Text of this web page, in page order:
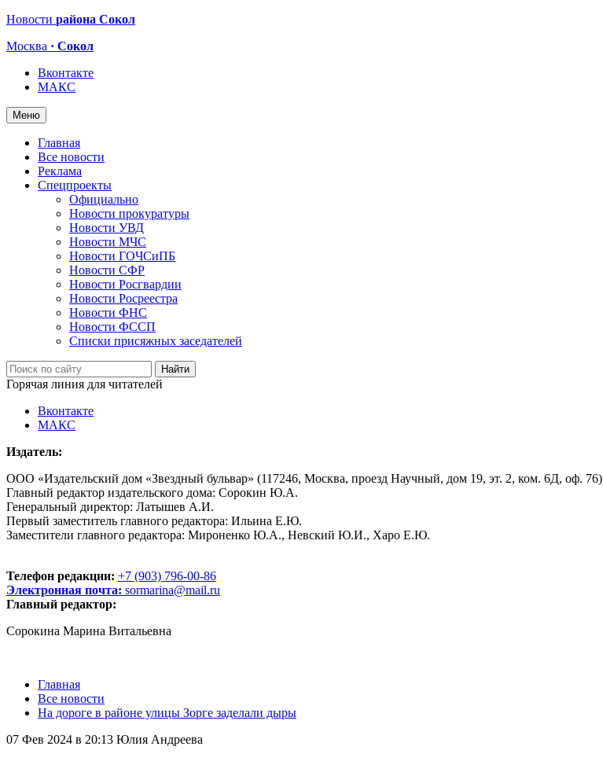
Новости района Сокол
Москва · Сокол
Вконтакте
МАКС
Меню
Главная
Все новости
Реклама
Спецпроекты
Официально
Новости прокуратуры
Новости УВД
Новости МЧС
Новости ГОЧСиПБ
Новости СФР
Новости Росгвардии
Новости Росреестра
Новости ФНС
Новости ФССП
Списки присяжных заседателей
Горячая линия для читателей
Вконтакте
МАКС
Издатель:
ООО «Издательский дом «Звездный бульвар» (117246, Москва, проезд Научный, дом 19, эт. 2, ком. 6Д, оф. 76)
Главный редактор издательского дома: Сорокин Ю.А.
Генеральный директор: Латышев А.И.
Первый заместитель главного редактора: Ильина Е.Ю.
Заместители главного редактора: Мироненко Ю.А., Невский Ю.И., Харо Е.Ю.
Телефон редакции: +7 (903) 796-00-86
Электронная почта: sormarina@mail.ru
Главный редактор:
Сорокина Марина Витальевна
Главная
Все новости
На дороге в районе улицы Зорге заделали дыры
07 Фев 2024 в 20:13 Юлия Андреева